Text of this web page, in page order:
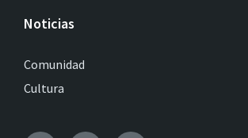
Noticias
Comunidad
Cultura